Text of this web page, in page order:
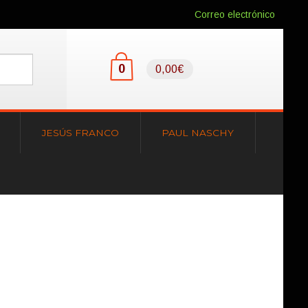
Correo electrónico
0 0,00€
JESÚS FRANCO PAUL NASCHY